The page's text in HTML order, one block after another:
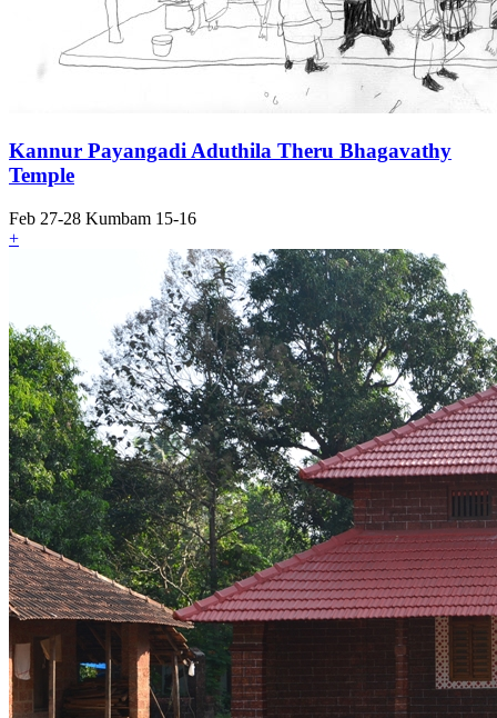
Kannur Payangadi Aduthila Theru Bhagavathy
Temple
Feb 27-28 Kumbam 15-16
+